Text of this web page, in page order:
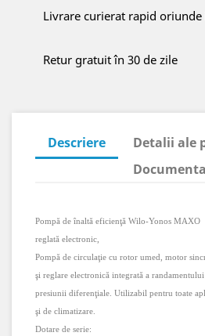
Livrare curierat rapid oriunde
Retur gratuit în 30 de zile
Descriere
Detalii ale
Pompă de înaltă eficienţă Wilo-Yonos MAXO
reglată electronic,
Pompă de circulaţie cu rotor umed, motor
şi reglare electronică integrată a
presiunii diferenţiale. Utilizabil pentru toate
şi de climatizare.
Dotare de serie: